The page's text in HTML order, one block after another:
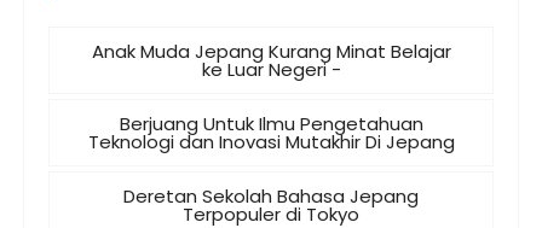
Anak Muda Jepang Kurang Minat Belajar
ke Luar Negeri -
Berjuang Untuk Ilmu Pengetahuan
Teknologi dan Inovasi Mutakhir Di Jepang
Deretan Sekolah Bahasa Jepang
Terpopuler di Tokyo